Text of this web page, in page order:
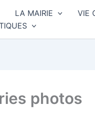
LA MAIRIE VIE
photos